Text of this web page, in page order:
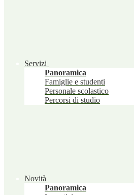
Servizi
Panoramica
Famiglie e studenti
Personale scolastico
Percorsi di studio
Novità
Panoramica